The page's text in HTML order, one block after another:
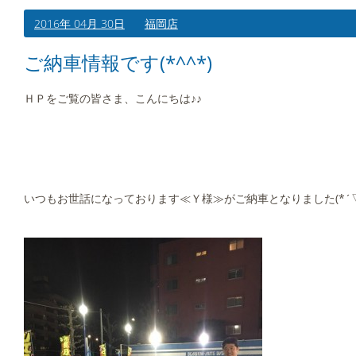
2016年 04月 30日 福岡店
ご納車情報です(*^^*)
ＨＰをご覧の皆さま、こんにちは♪♪
いつもお世話になっております≪Ｙ様≫がご納車となりました